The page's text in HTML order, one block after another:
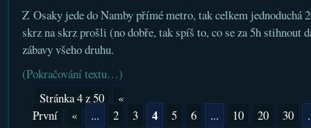
Z Osaky jede do Namby přímé metro, tak celkem jednoduchá
skrz na skrz prošli (no dobře, tak spíš to, co se za 5h stihnout
zábavy všeho druhu.
(Pokračování textu…)
Stránka 4 z 50
«
První
« ... 2 3 4 5 6 ... 10 20 30